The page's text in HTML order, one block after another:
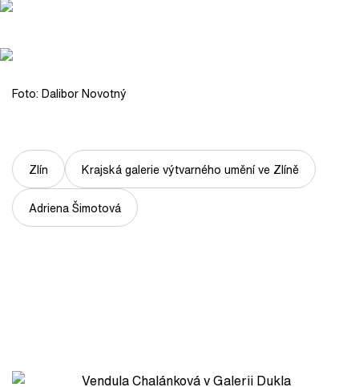
Foto: Dalibor Novotný
Zlín Krajská galerie výtvarného umění ve Zlíně
Adriena Šimotová